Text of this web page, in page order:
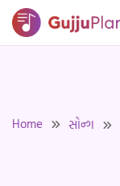
Skip
Home સોન્ગ